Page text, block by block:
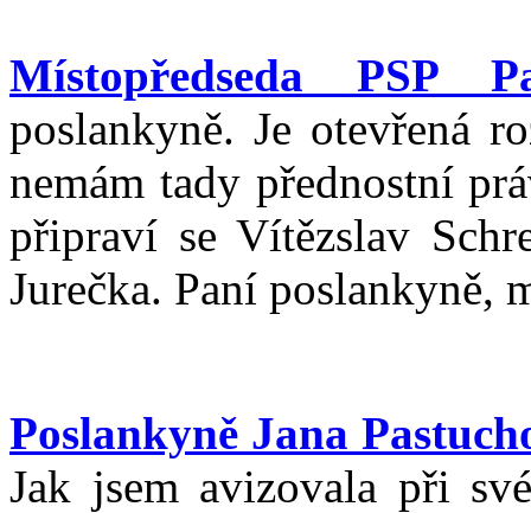
Místopředseda PSP
poslankyně. Je otevřená
nemám tady přednostní
připraví se Vítězslav
Jurečka. Paní poslankyně,
Poslankyně Jana
Jak jsem avizovala při